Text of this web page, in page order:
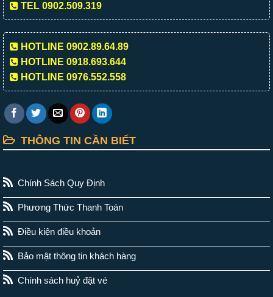
TEL 0902.509.319
HOTLINE 0902.89.64.89
HOTLINE 0918.693.644
HOTLINE 0976.552.558
THÔNG TIN CẦN BIẾT
Chính Sách Quy Định
Phương Thức Thanh Toán
Điều kiện điều khoản
Bảo mật thông tin khách hàng
Chính sách huỷ đặt vé